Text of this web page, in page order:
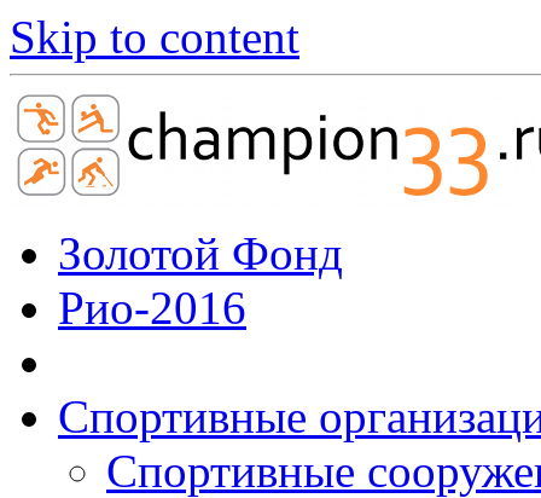
Skip to content
Золотой Фонд
Рио-2016
Спортивные
Cпортивные